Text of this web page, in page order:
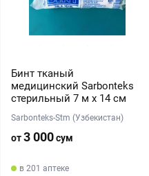
Бинт тканый
медицинский Sarbonteks
стерильный 7 м х 14 см
Sarbonteks-Stm (Узбекистан)
от3 000сум
в 201 аптеке